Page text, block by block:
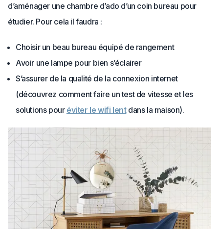
d’aménager une chambre d’ado d’un coin bureau pour
étudier. Pour cela il faudra :
Choisir un beau bureau équipé de rangement
Avoir une lampe pour bien s’éclairer
S’assurer de la qualité de la connexion internet
(découvrez comment faire un test de vitesse et les
solutions pour éviter le wifi lentdans la maison).